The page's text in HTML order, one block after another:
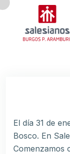
El día 31 de
Bosco. En
Comenzamos